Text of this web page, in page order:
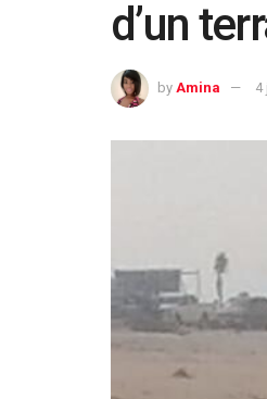
d’un
by Amina 4